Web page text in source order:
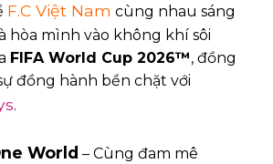
F.C Việt Nam cùng nhau sáng
hòa mình vào không khí sôi
FIFA World Cup 2026™, đồng
đồng hành bền chặt với
.
World – Cùng đam mê